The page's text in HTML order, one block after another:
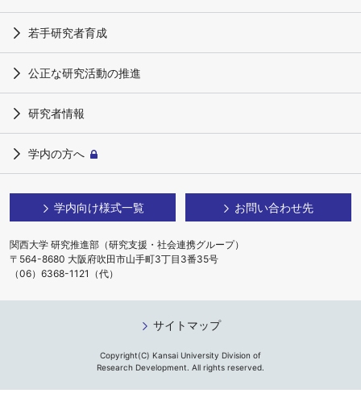
若手研究者育成
公正な研究活動の推進
研究者情報
学内の方へ
学内向け様式一覧 お問い合わせ先
関西大学 研究推進部（研究支援・社会連携グループ）
〒564-8680 大阪府吹田市山手町3丁目3番35号
（06）6368-1121（代）
サイトマップ
Copyright(C) Kansai University Division of
Research Development. All rights reserved.